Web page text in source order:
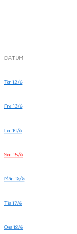
DATUM
Tor 12/6
Fre 13/6
Lör 14/6
Sön 15/6
Mån 16/6
Tis 17/6
Ons 18/6